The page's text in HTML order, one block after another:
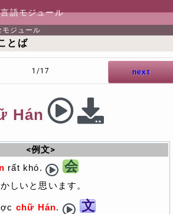
語モジュール
モジュール
とば
next
1/17
Hán
<例文>
rất khó. 会
しいと思います。
chữ Hán. 文